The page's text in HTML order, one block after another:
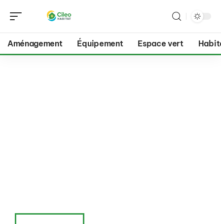
Aménagement Équipement Espace vert